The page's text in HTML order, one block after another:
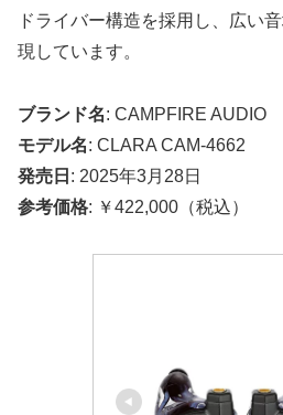
ドライバー構造を採用し、広い
現しています。
ブランド名: CAMPFIRE AUDIO
モデル名: CLARA CAM-4662
発売日 : 2025年3月28日
参考価格: ￥422,000（税込）